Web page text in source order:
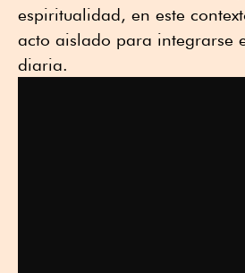
espiritualidad, en este
acto aislado para integrarse
diaria.